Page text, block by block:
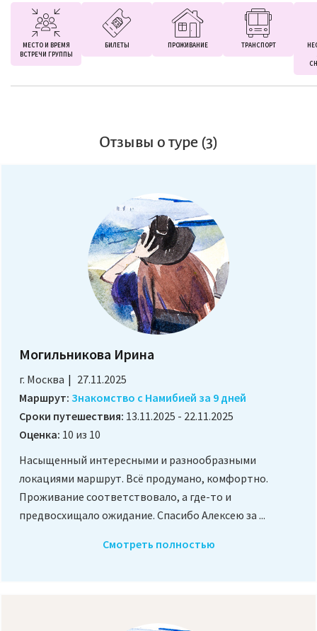
МЕСТО И ВРЕМЯ
ВСТРЕЧИ ГРУППЫ
БИЛЕТЫ ПРОЖИВАНИЕ ТРАНСПОРТ
Отзывы о туре (3)
Могильникова Ирина
г. Москва
27.11.2025
Маршрут: Знакомство с Намибией за 9 дней
Сроки путешествия: 13.11.2025 - 22.11.2025
Оценка: 10 из 10
Насыщенный интересными и разнообразными
локациями маршрут. Всё продумано, комфортно.
Проживание соответствовало, а где-то и
предвосхищало ожидание. Спасибо Алексею за ...
Смотреть полностью